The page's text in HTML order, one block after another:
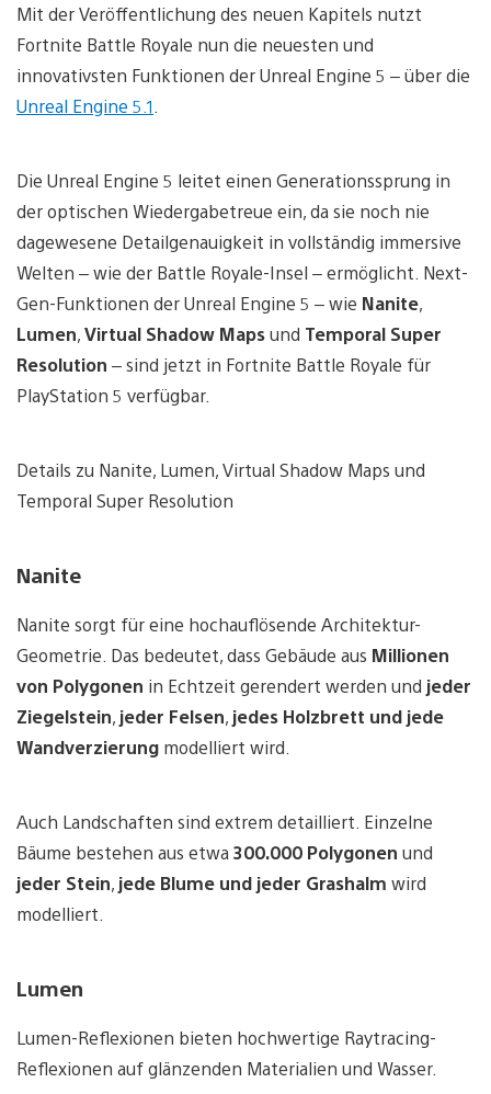
Mit der Veröffentlichung des neuen Kapitels nutzt
Fortnite Battle Royale nun die neuesten und
innovativsten Funktionen der Unreal Engine 5 – über die
Unreal Engine 5.1.
Die Unreal Engine 5 leitet einen Generationssprung in
der optischen Wiedergabetreue ein, da sie noch nie
dagewesene Detailgenauigkeit in vollständig immersive
Welten – wie der Battle Royale-Insel – ermöglicht. Next-
Gen-Funktionen der Unreal Engine 5 – wie Nanite,
Lumen,Virtual Shadow Mapsund Temporal Super
Resolution – sind jetzt in Fortnite Battle Royale für
PlayStation 5 verfügbar.
Details zu Nanite, Lumen, Virtual Shadow Maps und
Temporal Super Resolution
Nanite
Nanite sorgt für eine hochauflösende Architektur-
Geometrie. Das bedeutet, dass Gebäude aus Millionen
von Polygonen in Echtzeit gerendert werden und jeder
Ziegelstein, jeder Felsen, jedes Holzbrett und jede
Wandverzierung modelliert wird.
Auch Landschaften sind extrem detailliert. Einzelne
Bäume bestehen aus etwa 300.000 Polygonen und
jeder Stein, jede Blume und jeder Grashalm wird
modelliert.
Lumen
Lumen-Reflexionen bieten hochwertige Raytracing-
Reflexionen auf glänzenden Materialien und Wasser.